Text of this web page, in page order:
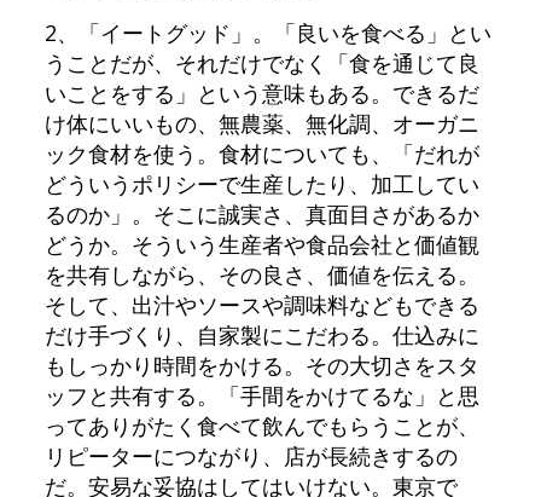
2、「イートグッド」。「良いを食べる」とい
うことだが、それだけでなく「食を通じて良
いことをする」という意味もある。できるだ
け体にいいもの、無農薬、無化調、オーガニ
ック食材を使う。食材についても、「だれが
どういうポリシーで生産したり、加工してい
るのか」。そこに誠実さ、真面目さがあるか
どうか。そういう生産者や食品会社と価値観
を共有しながら、その良さ、価値を伝える。
そして、出汁やソースや調味料などもできる
だけ手づくり、自家製にこだわる。仕込みに
もしっかり時間をかける。その大切さをスタ
ッフと共有する。「手間をかけてるな」と思
ってありがたく食べて飲んでもらうことが、
リピーターにつながり、店が長続きするの
だ。安易な妥協はしてはいけない。東京で